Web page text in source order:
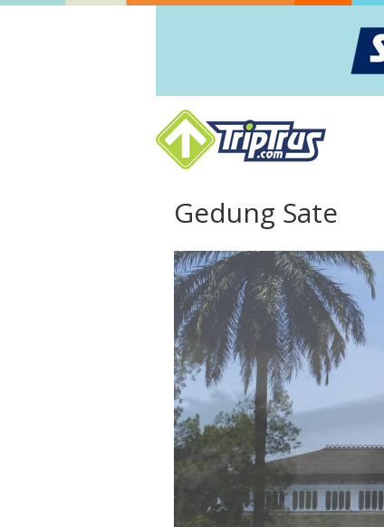
Gedung Sate